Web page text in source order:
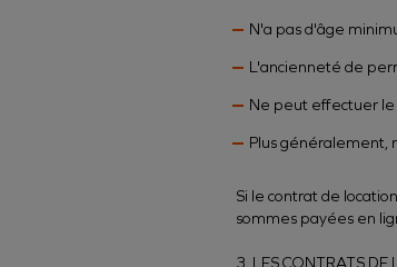
N'a pas d'âge
L'ancienneté de
Ne peut effectuer le
Plus généralement,
Si le contrat de
sommes payées en
3. LES CONTRATS DE